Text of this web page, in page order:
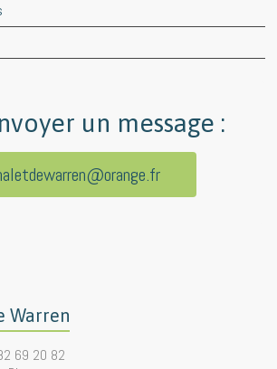
un message :
Warren
69 20 82